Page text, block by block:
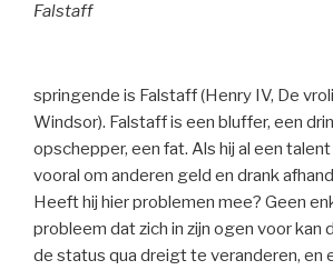
Falstaff
springende is Falstaff (Henry IV, De
Windsor). Falstaff is een bluffer, een
opschepper, een fat. Als hij al een
vooral om anderen geld en drank
Heeft hij hier problemen mee? Geen
probleem dat zich in zijn ogen voor kan
de status qua dreigt te veranderen, en